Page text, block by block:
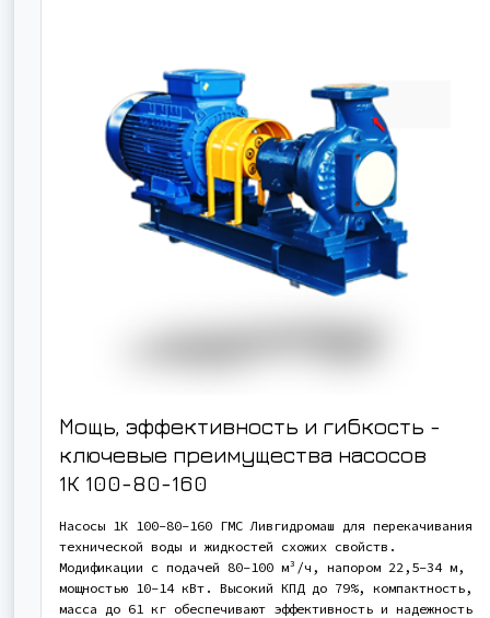
Мощь, эффективность и гибкость -
ключевые преимущества насосов
1К 100-80-160
Насосы 1К 100-80-160 ГМС Ливгидромаш для перекачивания
технической воды и жидкостей схожих свойств.
Модификации с подачей 80-100 м³/ч, напором 22,5-34 м,
мощностью 10-14 кВт. Высокий КПД до 79%, компактность,
масса до 61 кг обеспечивают эффективность и надежность